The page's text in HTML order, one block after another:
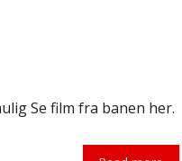
Se film fra banen her.